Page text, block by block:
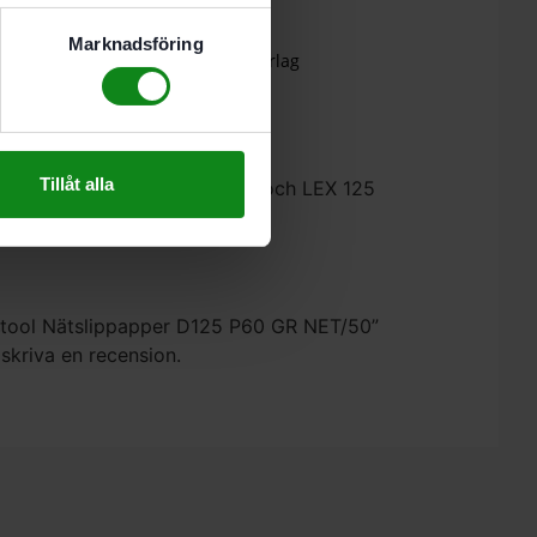
Marknadsföring
Tillåt alla
allmänt mycket dammiga underlag
125, ETSC 125, ETS EC 125 och LEX 125
Nätslippapper D125 P60 GR NET/50”
en recension.